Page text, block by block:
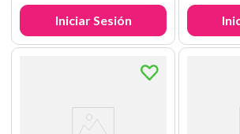
Iniciar Sesión